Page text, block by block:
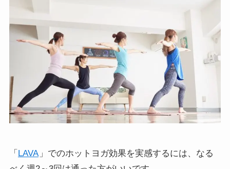
「 LAVA」でのホットヨガ効果を実感するには、なる